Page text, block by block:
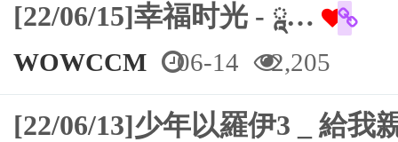
[22/06/15]幸福时光 - ཱ…
WOWCCM 06-14 2,205
[22/06/13]少年以羅伊3 _ 給